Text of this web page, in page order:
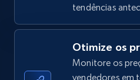
5.4K+ 667+
tendências
Otimize os
Monitore os
vendedores em